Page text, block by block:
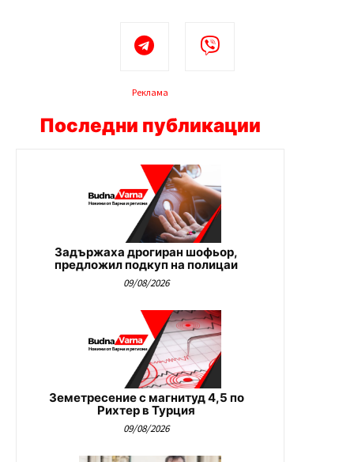
Реклама
Последни публикации
Задържаха дрогиран шофьор,
предложил подкуп на полицаи
09/08/2026
Земетресение с магнитуд 4,5 по
Рихтер в Турция
09/08/2026